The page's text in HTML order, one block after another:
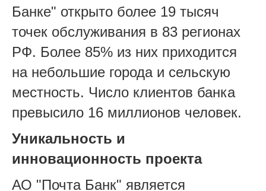
Банке" открыто более 19 тысяч
точек обслуживания в 83 регионах
РФ. Более 85% из них приходится
на небольшие города и сельскую
местность. Число клиентов банка
превысило 16 миллионов человек.
Уникальность и
инновационность проекта
АО "Почта Банк" является